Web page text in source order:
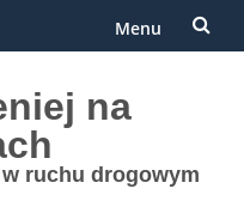
Menu
na
ruchu drogowym